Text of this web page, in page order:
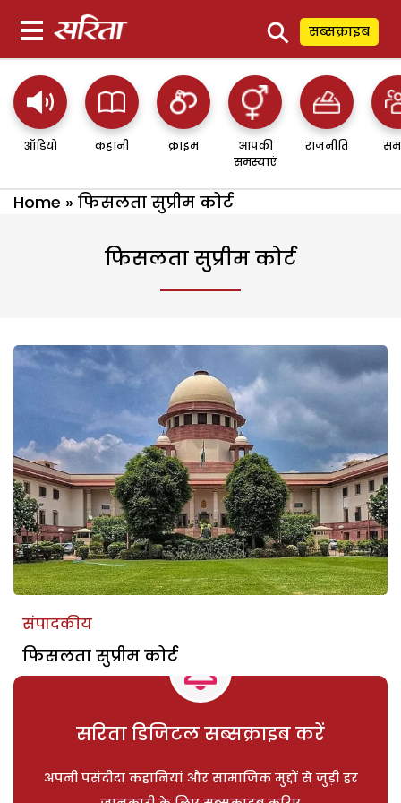
⚲ सब्सक्राइब
ऑडियो कहानी क्राइम
आपकी
समस्याएं
राजनीति
Home » फिसलता सुप्रीम कोर्ट
फिसलता सुप्रीम कोर्ट
संपादकीय
फिसलता सुप्रीम कोर्ट
सरिता डिजिटल सब्सक्राइब करें
अपनी पसंदीदा कहानियां और सामाजिक मुद्दों से जुड़ी हर